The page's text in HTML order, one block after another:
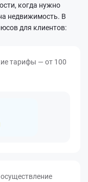
когда нужно
недвижимость. В
для клиентов:
тарифы — от 100